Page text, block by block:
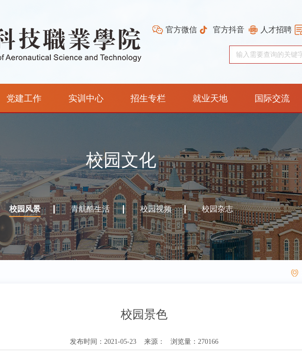
人才招聘
官方抖音
官方微信
党建工作 实训中心 招生专栏 就业天地 国际交流
校园文化
校园风景 青航酷生活 校园视频 校园杂志
校园景色
发布时间：2021-05-23 来源： 浏览量：270166